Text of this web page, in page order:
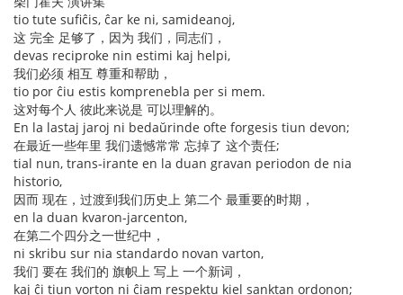
tio tute sufiĉis, ĉar ke ni, samideanoj,
这 完全 足够了，因为 我们，同志们，
devas reciproke nin estimi kaj helpi,
我们必须 相互 尊重和帮助，
tio por ĉiu estis komprenebla per si mem.
这对每个人 彼此来说是 可以理解的。
En la lastaj jaroj ni bedaŭrinde ofte forgesis tiun devon;
在最近一些年里 我们遗憾常常 忘掉了 这个责任;
tial nun, trans-irante en la duan gravan periodon de nia
historio,
因而 现在，过渡到我们历史上 第二个 最重要的时期，
en la duan kvaron-jarcenton,
在第二个四分之一世纪中，
ni skribu sur nia standardo novan varton,
我们 要在 我们的 旗帜上 写上 一个新词，
kaj ĉi tiun vorton ni ĉiam respektu kiel sanktan ordonon;